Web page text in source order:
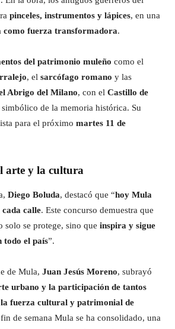
pinceles, instrumentos y lápices, en una
como fuerza transformadora.
del patrimonio muleño como el
, el sarcófago romano y las
Abrigo del Milano, con el Castillo de
de la memoria histórica. Su
para el próximo martes 11 de
arte y la cultura
Diego Boluda, destacó que “hoy Mula
calle. Este concurso demuestra que
solo se protege, sino que inspira y sigue
todo el país”.
de Mula, Juan Jesús Moreno, subrayó
urbano y la participación de tantos
fuerza cultural y patrimonial de
fin de semana Mula se ha consolidado, una